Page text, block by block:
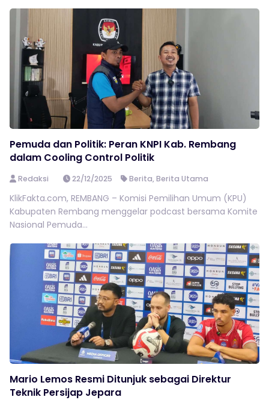
Pemuda dan Politik: Peran KNPI Kab. Rembang
dalam Cooling Control Politik
Redaksi 22/12/2025 Berita,Berita Utama
KlikFakta.com, REMBANG – Komisi Pemilihan Umum (KPU)
Kabupaten Rembang menggelar podcast bersama Komite
Nasional Pemuda...
Mario Lemos Resmi Ditunjuk sebagai Direktur
Teknik Persijap Jepara